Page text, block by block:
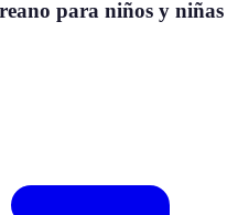
para niños y niñas